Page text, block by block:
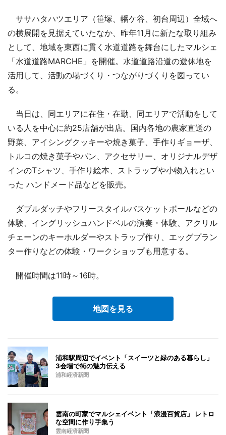
ササハタハツエリア（笹塚、幡ケ谷、初台周辺）全域へ
の横展開を見据えていたなか、昨年11月に新たな取り組み
として、地域を東西に貫く水道道路を舞台にしたマルシェ
「水道道路MARCHE」を開催。水道道路沿道の遊休地を
活用して、活動の場づくり・つながりづくりを図ってい
る。
当日は、同エリアに在住・在勤、同エリアで活動をして
いる人を中心に約25店舗が出店。国内各地の農家直送の
野菜、アイシングクッキーや焼き菓子、手作りギョーザ、
トルコの焼き菓子やパン、アクセサリー、オリジナルデザ
インのTシャツ、手作り絵本、ストラップや小物入れとい
った ハンドメード品などを販売。
ダブルダッチやフリースタイルバスケットボールなどの
体験、イングリッシュハンドベルの演奏・体験、アクリル
チェーンのキーホルダーやストラップ作り、エッグプラン
ター作りなどの体験・ワークショップも用意する。
開催時間は11時～16時。
地図を見る
浦和駅周辺でイベント「スイーツと緑のある暮らし」
3会場で街の魅力伝える
浦和経済新聞
雲南の町家でマルシェイベント「浪漫百貨店」 レトロ
な空間に作り手集う
雲南経済新聞